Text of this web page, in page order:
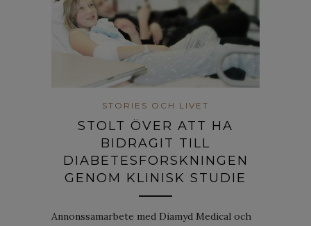
STORIES OCH LIVET
STOLT ÖVER ATT HA
BIDRAGIT TILL
DIABETESFORSKNINGEN
GENOM KLINISK STUDIE
Annonssamarbete med Diamyd Medical och